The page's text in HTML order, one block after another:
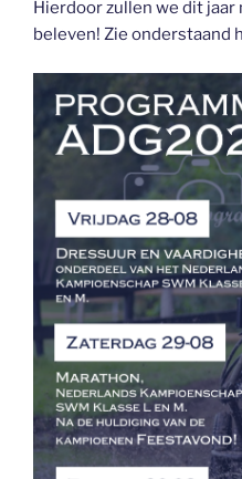
Hierdoor zullen we dit jaar
beleven! Zie onderstaand